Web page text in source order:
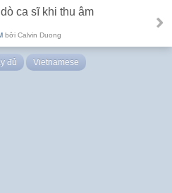
ca sĩ khi thu âm
bởi Calvin Duong
đủ Vietnamese